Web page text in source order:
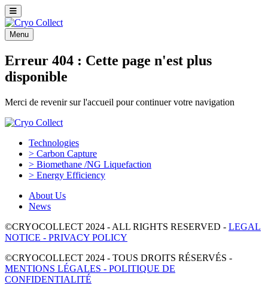
Menu
Erreur 404 : Cette page n'est plus
disponible
Merci de revenir sur l'accueil pour continuer votre navigation
Technologies
> Carbon Capture
> Biomethane /NG Liquefaction
> Energy Efficiency
About Us
News
©CRYOCOLLECT 2024 - ALL RIGHTS RESERVED - LEGAL
NOTICE - PRIVACY POLICY
©CRYOCOLLECT 2024 - TOUS DROITS RÉSERVÉS -
MENTIONS LÉGALES - POLITIQUE DE
CONFIDENTIALITÉ